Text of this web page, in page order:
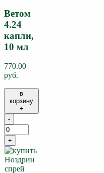
Ветом
4.24
капли,
10 мл
770.00
руб.
в
корзину
+
-
+